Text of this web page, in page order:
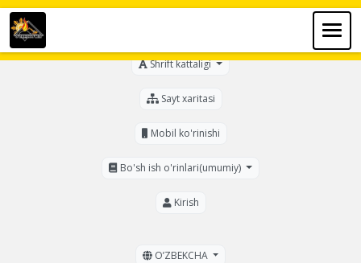
Shrift kattaligi
Sayt xaritasi
Mobil ko'rinishi
Bo'sh ish o'rinlari(umumiy)
Kirish
OʼZBEKCHA